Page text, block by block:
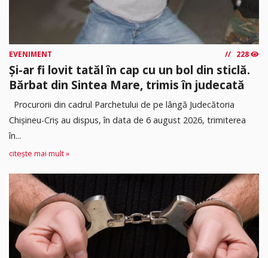
EVENIMENT 228
Și-ar fi lovit tatăl în cap cu un bol din sticlă.
Bărbat din Sintea Mare, trimis în judecată
Procurorii din cadrul Parchetului de pe lângă Judecătoria
Chișineu-Criș au dispus, în data de 6 august 2026, trimiterea
în...
citește mai mult »